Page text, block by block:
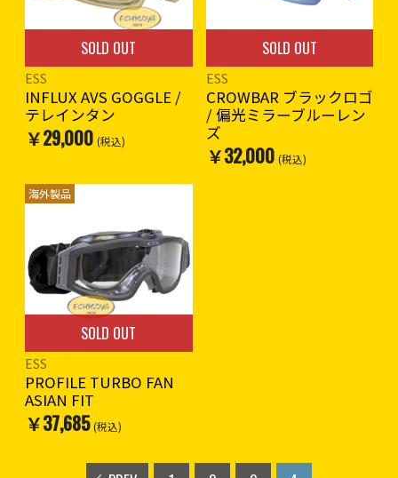
SOLD OUT
ESS
INFLUX AVS GOGGLE /
テレインタン
￥29,000 (税込)
SOLD OUT
ESS
CROWBAR ブラックロゴ
/ 偏光ミラーブルーレン
ズ
￥32,000 (税込)
海外製品
SOLD OUT
ESS
PROFILE TURBO FAN
ASIAN FIT
￥37,685 (税込)